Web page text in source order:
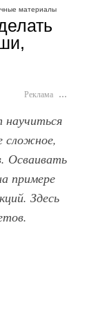
материалы
Реклама …
сложное,
Осваивать
примере
Здесь